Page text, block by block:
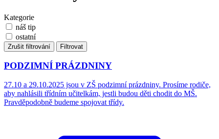
Kategorie
náš tip
ostatní
Zrušit filtrování Filtrovat
PODZIMNÍ PRÁZDNINY
27.10 a 29.10.2025 jsou v ZŠ podzimní prázdniny. Prosíme rodiče,
aby nahlásili třídním učitelkám, jestli budou děti chodit do MŠ.
Pravděpodobně budeme spojovat třídy.